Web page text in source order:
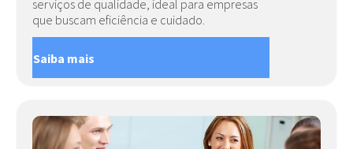
serviços de qualidade, ideal para empresas
que buscam eficiência e cuidado.
Saiba mais